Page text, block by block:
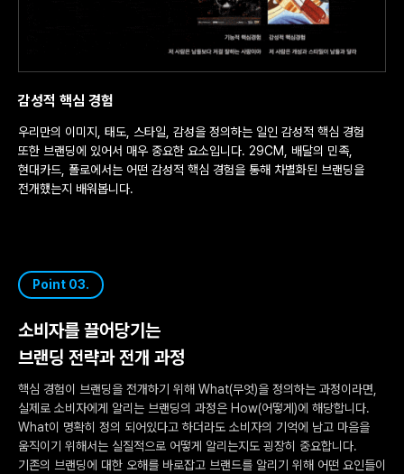
감성적 핵심 경험
우리만의 이미지, 태도, 스타일, 감성을 정의하는 일인 감성적 핵심 경험
또한 브랜딩에 있어서 매우 중요한 요소입니다. 29CM, 배달의 민족,
현대카드, 폴로에서는 어떤 감성적 핵심 경험을 통해 차별화된 브랜딩을
전개했는지 배워봅니다.
Point 03.
소비자를 끌어당기는
브랜딩 전략과 전개 과정
핵심 경험이 브랜딩을 전개하기 위해 What(무엇)을 정의하는 과정이라면,
실제로 소비자에게 알리는 브랜딩의 과정은 How(어떻게)에 해당합니다.
What이 명확히 정의 되어있다고 하더라도 소비자의 기억에 남고 마음을
움직이기 위해서는 실질적으로 어떻게 알리는지도 굉장히 중요합니다.
기존의 브랜딩에 대한 오해를 바로잡고 브랜드를 알리기 위해 어떤 요인들이